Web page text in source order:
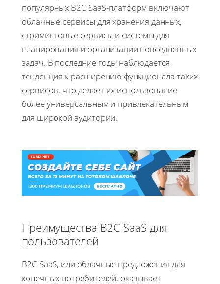
популярных B2C SaaS-платформ включают
облачные сервисы для хранения данных,
стриминговые сервисы и системы для
планирования и организации повседневных
задач. В последние годы наблюдается
тенденция к расширению функционала таких
сервисов, что делает их использование
более универсальным и привлекательным
для широкой аудитории.
Преимущества B2C SaaS для
пользователей
B2C SaaS, или облачные предложения для
конечных потребителей, оказывает